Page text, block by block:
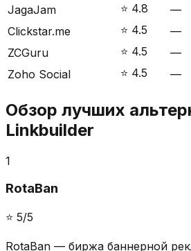
JagaJam
⭐️ 4.8 —
Сlickstar.me
⭐️ 4.5 —
ZCGuru
⭐️ 4.5 —
Zoho Social
⭐️ 4.5 —
Обзор лучших
Linkbuilder
1
RotaBan
⭐️ 5/5
RotaBan — биржа баннерной